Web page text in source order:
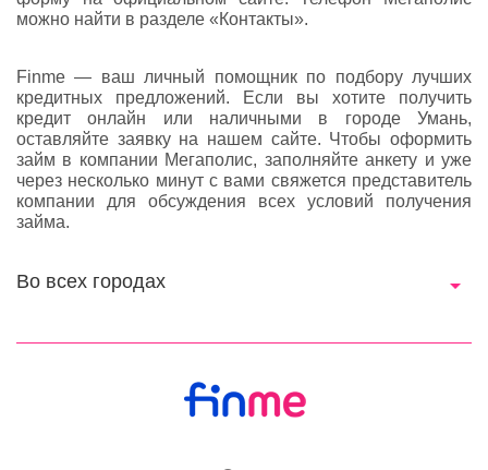
можно найти в разделе «Контакты».
Finme — ваш личный помощник по подбору лучших
кредитных предложений. Если вы хотите получить
кредит онлайн или наличными в городе Умань,
оставляйте заявку на нашем сайте. Чтобы оформить
займ в компании Мегаполис, заполняйте анкету и уже
через несколько минут с вами свяжется представитель
компании для обсуждения всех условий получения
займа.
Во всех городах